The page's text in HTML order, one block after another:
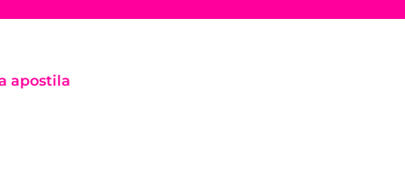
apostila